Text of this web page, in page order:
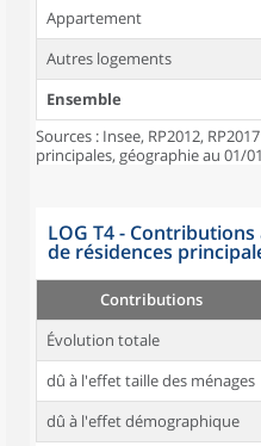
Appartement
Autres logements
Ensemble
Sources : Insee, RP2012,
principales, géographie au 01/
LOG T4 -
de résidences
Contributions
Évolution totale
dû à l'effet taille des ménages
dû à l'effet démographique